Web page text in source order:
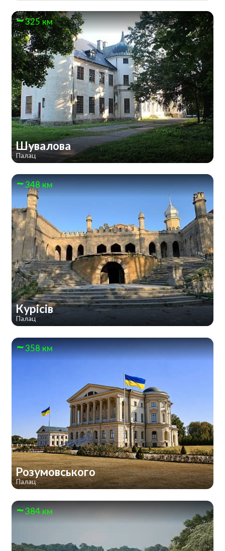
325 км
Шувалова
Палац
348 км
Курісів
Палац
358 км
Розумовського
Палац
384 км